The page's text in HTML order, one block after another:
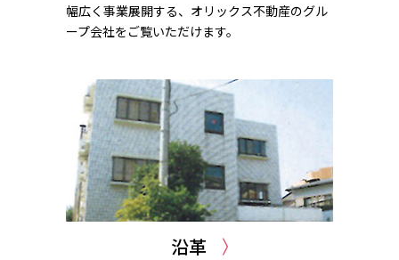
幅広く事業展開する、オリックス不動産のグル
ープ会社をご覧いただけます。
沿革